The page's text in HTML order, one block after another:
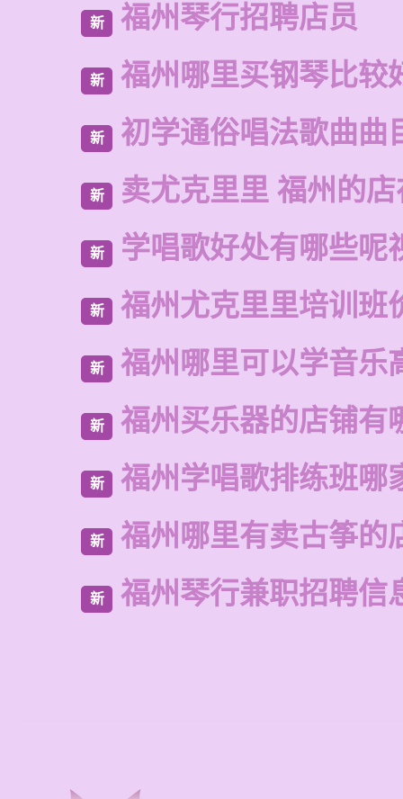
新 福州琴行招聘店员
新 福州哪里买钢琴比较
新 初学通俗唱法歌曲曲
新 卖尤克里里 福州的
新 学唱歌好处有哪些呢
新 福州尤克里里培训班
新 福州哪里可以学音乐
新 福州买乐器的店铺有
新 福州学唱歌排练班哪
新 福州哪里有卖古筝的
新 福州琴行兼职招聘信